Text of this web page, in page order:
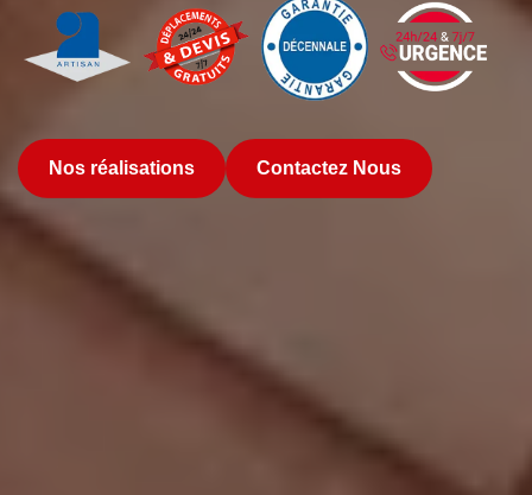
Nos réalisations Contactez Nous